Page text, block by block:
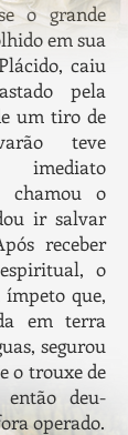
o grande
em sua
caiu
pela
um tiro de
teve
chamou o
ir salvar
receber
o
que,
em terra
segurou
o trouxe de
deu-
operado.